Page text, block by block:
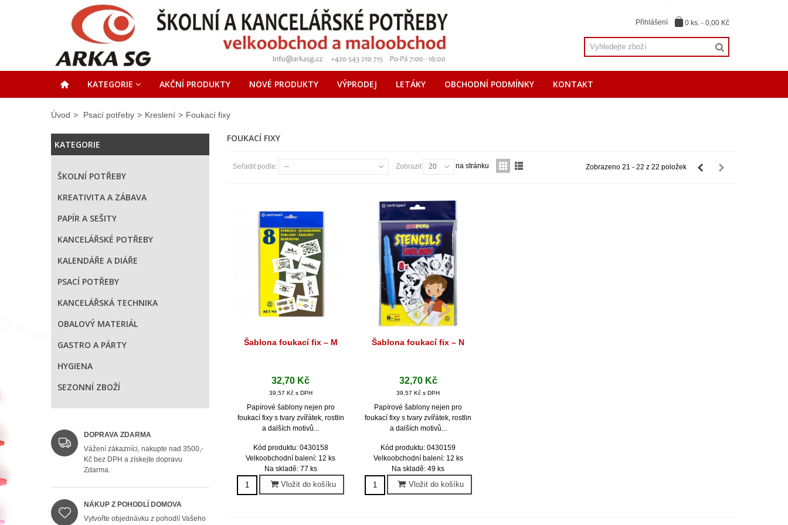
0 ks. - 0,00 Kč
Přihlášení
KATEGORIE AKČNÍ PRODUKTY NOVÉ PRODUKTY VÝPRODEJ LETÁKY OBCHODNÍ PODMÍNKY KONTAKT
Úvod > Psací potřeby > Kreslení > Foukací fixy
KATEGORIE
ŠKOLNÍ POTŘEBY
KREATIVITA A ZÁBAVA
PAPÍR A SEŠITY
KANCELÁŘSKÉ POTŘEBY
KALENDÁŘE A DIÁŘE
PSACÍ POTŘEBY
KANCELÁŘSKÁ TECHNIKA
OBALOVÝ MATERIÁL
GASTRO A PÁRTY
HYGIENA
SEZONNÍ ZBOŽÍ
DOPRAVA ZDARMA
Vážení zákazníci, nakupte nad 3500,-
Kč bez DPH a získejte dopravu
Zdarma.
NÁKUP Z POHODLÍ DOMOVA
Vytvořte objednávku z pohodlí Vašeho
FOUKACÍ FIXY
Seřadit podle: -- Zobrazit 20 na stránku Zobrazeno 21 - 22 z 22 položek
Rychlý náhled
Šablona foukací fix – M
32,70 Kč
39,57 Kč s DPH
Papírové šablony nejen pro
foukací fixy s tvary zvířátek, rostlin
a dalších motivů...
Kód produktu: 0430158
Velkoobchodní balení: 12 ks
Na skladě: 77 ks
Vložit do košíku
Rychlý náhled
Šablona foukací fix – N
32,70 Kč
39,57 Kč s DPH
Papírové šablony nejen pro
foukací fixy s tvary zvířátek, rostlin
a dalších motivů...
Kód produktu: 0430159
Velkoobchodní balení: 12 ks
Na skladě: 49 ks
Vložit do košíku